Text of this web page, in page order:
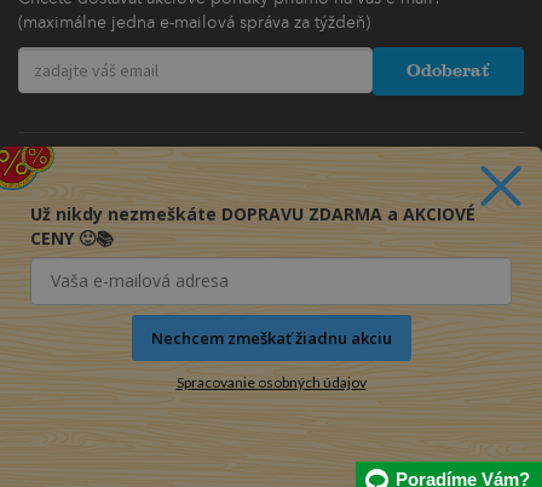
(maximálne jedna e-mailová správa za týždeň)
Odoberať
Poradíme Vám?
Už nikdy nezmeškáte DOPRAVU ZDARMA a AKCIOVÉ
CENY 🙂📚
Nechcem zmeškať žiadnu akciu
Spracovanie osobných údajov